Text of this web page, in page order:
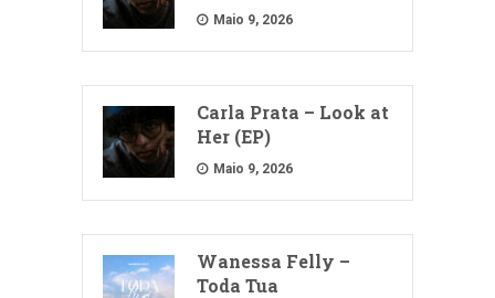
Maio 9, 2026
Carla Prata – Look at
Her (EP)
Maio 9, 2026
Wanessa Felly –
Toda Tua